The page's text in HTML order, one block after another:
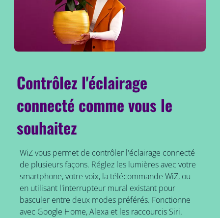
Contrôlez l'éclairage
connecté comme vous le
souhaitez
WiZ vous permet de contrôler l'éclairage connecté
de plusieurs façons. Réglez les lumières avec votre
smartphone, votre voix, la télécommande WiZ, ou
en utilisant l'interrupteur mural existant pour
basculer entre deux modes préférés. Fonctionne
avec Google Home, Alexa et les raccourcis Siri.